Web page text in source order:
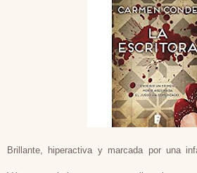
Brillante, hiperactiva y marcada por una